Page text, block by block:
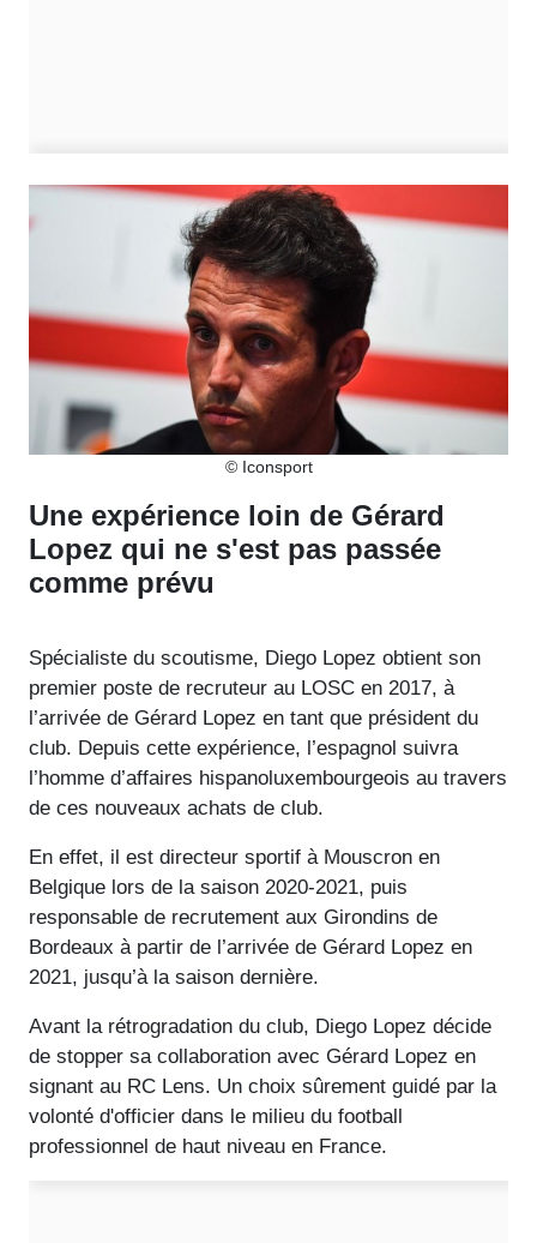
© Iconsport
Une expérience loin de Gérard
Lopez qui ne s'est pas passée
comme prévu
Spécialiste du scoutisme, Diego Lopez obtient son
premier poste de recruteur au LOSC en 2017, à
l’arrivée de Gérard Lopez en tant que président du
club. Depuis cette expérience, l’espagnol suivra
l’homme d’affaires hispanoluxembourgeois au travers
de ces nouveaux achats de club.
En effet, il est directeur sportif à Mouscron en
Belgique lors de la saison 2020-2021, puis
responsable de recrutement aux Girondins de
Bordeaux à partir de l’arrivée de Gérard Lopez en
2021, jusqu’à la saison dernière.
Avant la rétrogradation du club, Diego Lopez décide
de stopper sa collaboration avec Gérard Lopez en
signant au RC Lens. Un choix sûrement guidé par la
volonté d'officier dans le milieu du football
professionnel de haut niveau en France.